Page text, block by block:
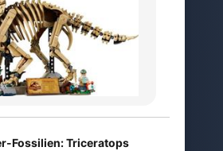
Fossilien: Triceratops